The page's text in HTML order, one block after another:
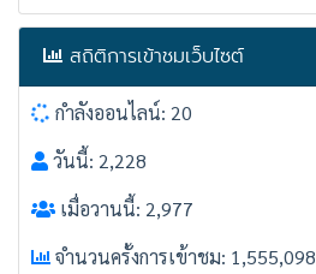
สถิติการเข้าชมเว็บไซต์
กำลังออนไลน์: 20
วันนี้: 2,228
เมื่อวานนี้: 2,977
จำนวนครั้งการเข้าชม: 1,555,098